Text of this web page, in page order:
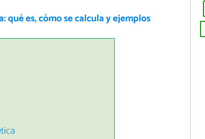
qué es, cómo se calcula y ejemplos